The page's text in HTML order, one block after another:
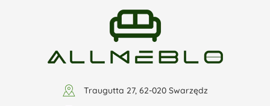
Traugutta 27, 62-020 Swarzędz